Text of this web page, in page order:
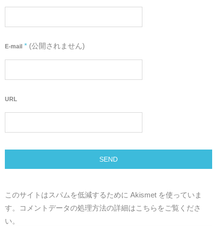
E-mail * (公開されません)
URL
このサイトはスパムを低減するために Akismet を使っていま
す。
コメントデータの処理方法の詳細はこちらをご覧くださ
い。